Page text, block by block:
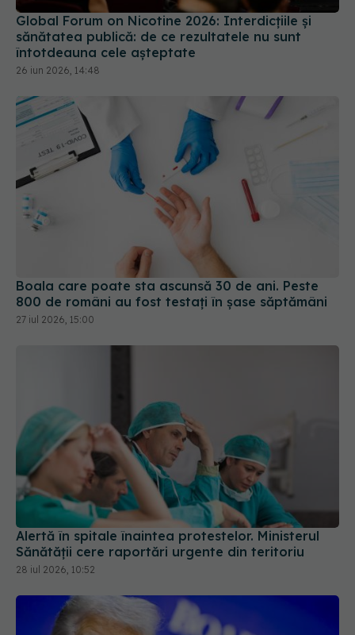
Global Forum on Nicotine 2026: Interdicțiile și
sănătatea publică: de ce rezultatele nu sunt
întotdeauna cele așteptate
26 iun 2026, 14:48
Boala care poate sta ascunsă 30 de ani. Peste
800 de români au fost testați în șase săptămâni
27 iul 2026, 15:00
Alertă în spitale înaintea protestelor. Ministerul
Sănătății cere raportări urgente din teritoriu
28 iul 2026, 10:52